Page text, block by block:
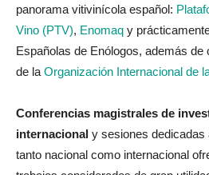
panorama vitivinícola español:
Vino (PTV), Enomaq y
Españolas de Enólogos, además de
de la Organización Internacional de
Conferencias magistrales de
internacional y sesiones dedicadas
tanto nacional como internacional